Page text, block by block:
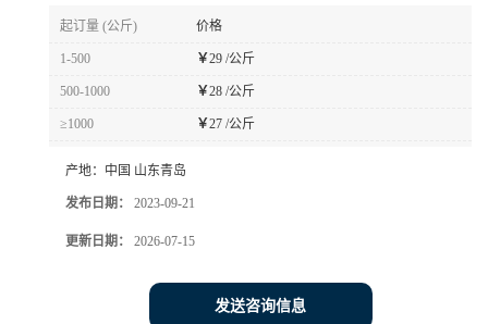
起订量 (公斤) 价格
1-500 ￥29 /公斤
500-1000 ￥28 /公斤
≥1000 ￥27 /公斤
产地： 中国 山东青岛
发布日期： 2023-09-21
更新日期： 2026-07-15
发送咨询信息